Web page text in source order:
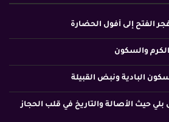
الفتح إلى أفول الحضارة
والسكون
البادية ونبض القبيلة
حيث الأصالة والتاريخ في قلب الحجاز